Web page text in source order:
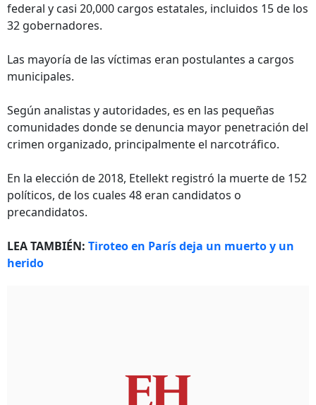
federal y casi 20,000 cargos estatales, incluidos 15 de los
32 gobernadores.
Las mayoría de las víctimas eran postulantes a cargos
municipales.
Según analistas y autoridades, es en las pequeñas
comunidades donde se denuncia mayor penetración del
crimen organizado, principalmente el narcotráfico.
En la elección de 2018, Etellekt registró la muerte de 152
políticos, de los cuales 48 eran candidatos o
precandidatos.
LEA TAMBIÉN: Tiroteo en París deja un muerto y un
herido